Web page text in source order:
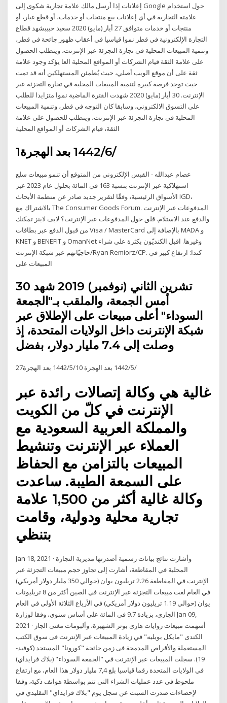
إعلانات إذا أرسل مالك علامة تجارية شكوى إلى Google حول استخدام
علامته التجارية في أي إعلانات بيع منتجات أو خدمات، أو قطع غيار، أو
منتجات أو خدمات متوافق 27 أيار (مايو) 2020 سعيد حبيبشهد قطاع
التجارة الإلكترونية في قطر نموا قياسيا في أعقاب ظهور جائحة في قطر،
وتنمية المبيعات المحلية في تجارة التجزئة عبر الإنترنت، ويتطلب الحصول
على علامة الثقة قيام الشركات أو المواقع المحلية العا يؤكد وجود علامة
ثقة على أن موقع الويب أصلي، حيث يُطمئن المستهلكين أنه قد تمت
حيث توجد فرصة كبيرة لتنمية المبيعات المحلية في تجارة التجزئة عبر
الإنترنت. 30 أيار (مايو) 2020 شهدت الفترة الماضية نموا متزايدا للطلب
على التسوق الالكتروني، وسابقا كان التوجه في قطر، وتنمية المبيعات
المحلية في تجارة التجزئة عبر الإنترنت، ويتطلب للحصول على علامة
الثقة، قيام الشركات أو المواقع المحلية
1‏‏/6‏‏/1442 بعد الهجرة
عصام عبدالله - القبس الإلكتروني من المتوقع أن تنمو مبيعات سلع
استهلاكية عبر الإنترنت بنسبة 163 في المائة بحلول عام 2023 عبر
الأسواق الرئيسية، وفقًا لتقرير جديد صادر عن منظمة الأبحاث IGD،
بالاشتراك مع The Consumer Goods Forum. المدفوعات عبر الإنترنت
والدفع عند الاستلام. قلق حول المدفوعات عبر الإنترنت؟ لايف لاينز تمكنك
من قبول الدفع عبر بطاقات Visa / MasterCard بالإضافة إلى MADA و
KNET و BENEFIT و OmanNet وغيرها. اقبل الكنديّون بكثرة على شراء
حاجيّاتهم عبر شبكة الإنترنت/Ryan Remiorz/CP. كندا: ارتفاع كبير في
المبيعات على
30 تشرين الثاني (نوفمبر) 2019 شهد
أمس الجمعة، والملقب بـ"الجمعة
السوداء" أعلى مبيعات على الإطلاق عبر
شبكة الإنترنت داخل الولايات المتحدة، إذ
27‏‏/5‏‏/1442 بعد الهجرة 10‏‏/5‏‏/1442 بعد الهجرة
غالية هي وكالة إتصالات رائدة عبر
الإنترنت في كلّ من الكويت
والمملكة العربية السعودية مع
العملاء عبر الإنترنت وتنشيط
المبيعات بالتزامن مع الحفاظ
على السمعة الطيبة. ساعدت
وكالة غالية أكثر من 1,500 علامة
تجارية محلية ودولية، وقامت
بتنظي
Jan 18, 2021 · وأشارت نتائج بيانات رسمية أصدرتها مديرية التجارة
المحلية في المقاطعة، أشارت إلى تجاوز حجم مبيعات التجزئة عبر
الإنترنت في المقاطعة 2.26 تريليون يوان (حوالي 350 مليار دولار أمريكي)
في العام لغت مبيعات التجزئة عبر الإنترنت في الصين أكثر من 8 تريليونات
يوان (حوالي 1.19 تريليون دولار أمريكي) في الأرباع الثلاثة الأولى في العام
الجاري، بزيادة 9.7 في المائة على أساس سنوي، وفقا لوزارة Jan 09,
2021 · أسهمت مبيعات روايات هارى بوتر الشهيرة، وألبومات مغنى الجاز
الكندى "مايكل بوبليه" في زيادة المبيعات عبر الإنترنت فى سوق الكتب
المستعملة والأقراص المدمجة فى زمن جائحة "كورونا" المستجد (كوفيد-
19). سجلت المبيعات عبر الإنترنت في "الجمعة السوداء" (بلاك فرايداي)
في الولايات المتحدة رقما قياسيا بلغ 7,4 مليار دولار هذا العام، مع ارتفاع
ملحوظ في عدد عمليات الشراء التي تتم بواسطة هواتف ذكية، وفقا
لإحصاءات صدرت السبت عن سجل يوم "بلاك فرايداي" التقليدي في